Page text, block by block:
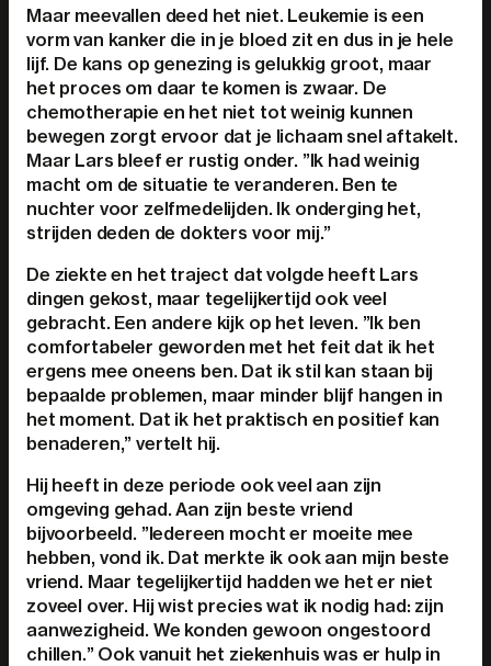
Maar meevallen deed het niet. Leukemie is een
vorm van kanker die in je bloed zit en dus in je hele
lijf. De kans op genezing is gelukkig groot, maar
het proces om daar te komen is zwaar. De
chemotherapie en het niet tot weinig kunnen
bewegen zorgt ervoor dat je lichaam snel aftakelt.
Maar Lars bleef er rustig onder. ”Ik had weinig
macht om de situatie te veranderen. Ben te
nuchter voor zelfmedelijden. Ik onderging het,
strijden deden de dokters voor mij.”
De ziekte en het traject dat volgde heeft Lars
dingen gekost, maar tegelijkertijd ook veel
gebracht. Een andere kijk op het leven. ”Ik ben
comfortabeler geworden met het feit dat ik het
ergens mee oneens ben. Dat ik stil kan staan bij
bepaalde problemen, maar minder blijf hangen in
het moment. Dat ik het praktisch en positief kan
benaderen,” vertelt hij.
Hij heeft in deze periode ook veel aan zijn
omgeving gehad. Aan zijn beste vriend
bijvoorbeeld. ”Iedereen mocht er moeite mee
hebben, vond ik. Dat merkte ik ook aan mijn beste
vriend. Maar tegelijkertijd hadden we het er niet
zoveel over. Hij wist precies wat ik nodig had: zijn
aanwezigheid. We konden gewoon ongestoord
chillen.” Ook vanuit het ziekenhuis was er hulp in